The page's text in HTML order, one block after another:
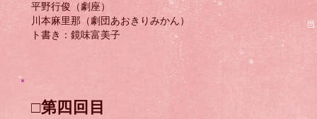
平野行俊（劇座）
川本麻里那（劇団あおきりみかん）
ト書き：鏡味富美子
□第四回目